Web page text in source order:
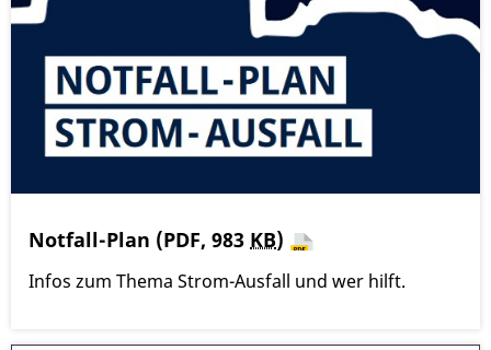
Notfall-Plan (PDF, 983 KB)
Infos zum Thema Strom-Ausfall und wer hilft.